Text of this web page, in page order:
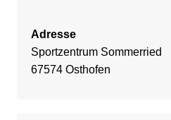
Adresse
Sportzentrum Sommerried
67574 Osthofen